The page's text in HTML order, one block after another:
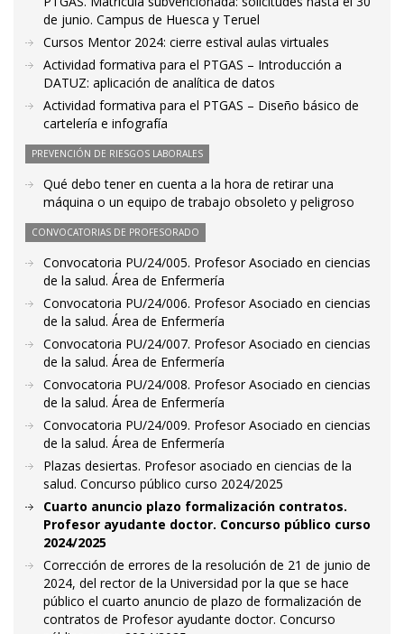
de junio. Campus de Huesca y Teruel
Cursos Mentor 2024: cierre estival aulas virtuales
Actividad formativa para el PTGAS – Introducción a
DATUZ: aplicación de analítica de datos
Actividad formativa para el PTGAS – Diseño básico de
cartelería e infografía
PREVENCIÓN DE RIESGOS LABORALES
Qué debo tener en cuenta a la hora de retirar una
máquina o un equipo de trabajo obsoleto y peligroso
CONVOCATORIAS DE PROFESORADO
Convocatoria PU/24/005. Profesor Asociado en ciencias
de la salud. Área de Enfermería
Convocatoria PU/24/006. Profesor Asociado en ciencias
de la salud. Área de Enfermería
Convocatoria PU/24/007. Profesor Asociado en ciencias
de la salud. Área de Enfermería
Convocatoria PU/24/008. Profesor Asociado en ciencias
de la salud. Área de Enfermería
Convocatoria PU/24/009. Profesor Asociado en ciencias
de la salud. Área de Enfermería
Plazas desiertas. Profesor asociado en ciencias de la
salud. Concurso público curso 2024/2025
Cuarto anuncio plazo formalización contratos.
Profesor ayudante doctor. Concurso público curso
2024/2025
Corrección de errores de la resolución de 21 de junio de
2024, del rector de la Universidad por la que se hace
público el cuarto anuncio de plazo de formalización de
contratos de Profesor ayudante doctor. Concurso